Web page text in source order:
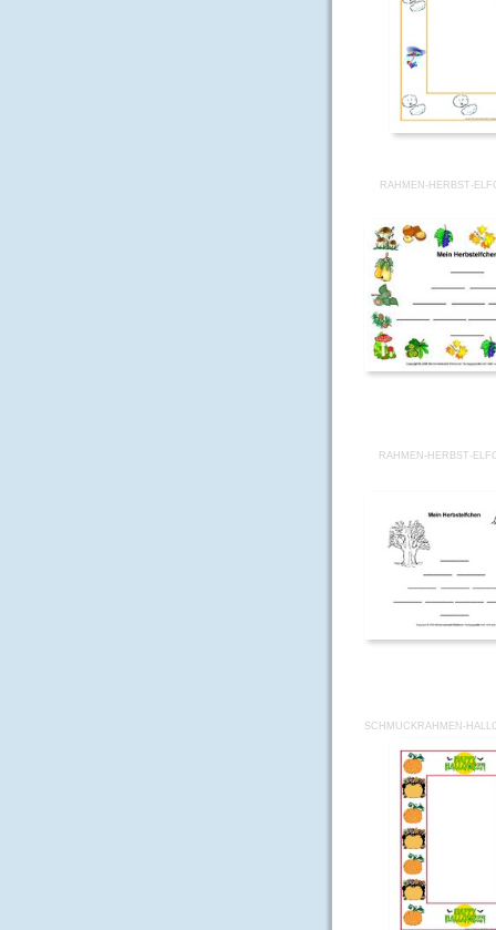
RAHMEN-HERBST-
RAHMEN-HERBST-
SCHMUCKRAHMEN-